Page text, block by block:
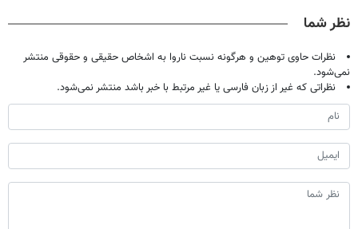
نظر شما
نظرات حاوی توهین و هرگونه نسبت ناروا به اشخاص حقیقی و حقوقی منتشر
نمی‌شود.
نظراتی که غیر از زبان فارسی یا غیر مرتبط با خبر باشد منتشر نمی‌شود.